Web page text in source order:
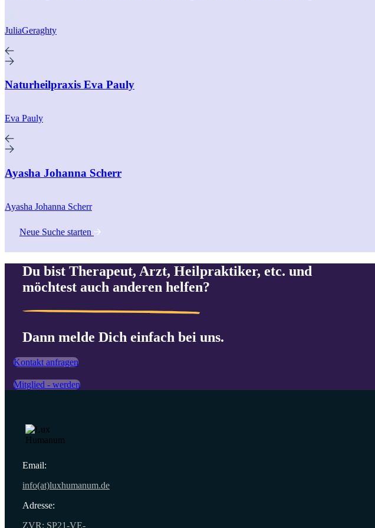
JuliaGeraghty
Naturheilpraxis Eva Pauly
Eva Pauly
Ayasha Johanna Scherr
Ayasha Johanna Scherr
Neue Suche starten
Du bist Therapeut, Arzt, Heilpraktiker, etc. und
möchtest auch anderen helfen?
Dann melde Dich einfach bei uns.
Kontakt anfragen
Mitglied - werden
Email:
info(at)luxhumanum.de
Adresse:
ZVR: SP21-VE-